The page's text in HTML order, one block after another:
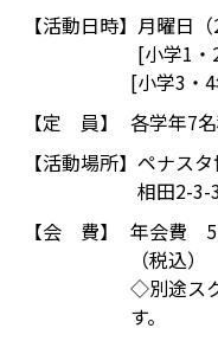
【活動日時】 月曜日（
[小学1
[小学3・
【定 員】
各学年7
【活動場所】 ペナス
相田2-3-3
【会 費】
年会費
（税込）
◇別途ス
す。